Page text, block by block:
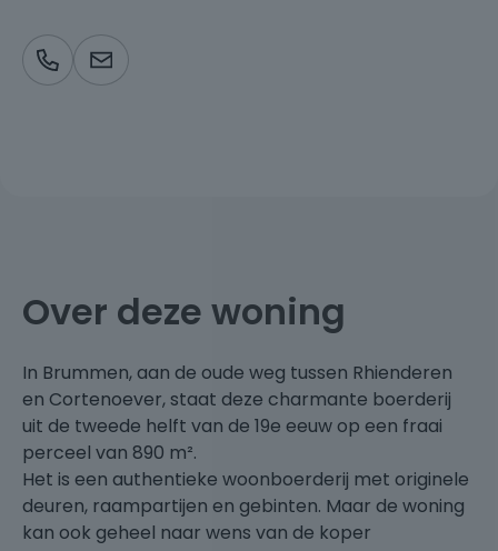
Over deze woning
In Brummen, aan de oude weg tussen Rhienderen
en Cortenoever, staat deze charmante boerderij
uit de tweede helft van de 19e eeuw op een fraai
perceel van 890 m².
Het is een authentieke woonboerderij met originele
deuren, raampartijen en gebinten. Maar de woning
kan ook geheel naar wens van de koper